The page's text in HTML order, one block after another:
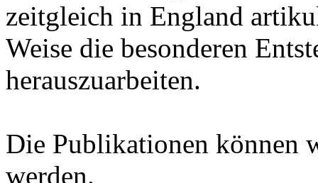
zeitgleich in England
Weise die besonderen
herauszuarbeiten.
Die Publikationen können
werden.